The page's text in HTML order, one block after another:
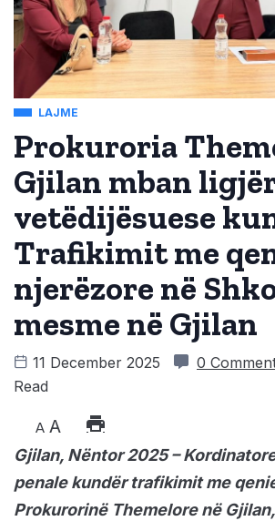
LAJME
Prokuroria
Gjilan mban
vetëdijësuese
Trafikimit me
njerëzore në
mesme në Gjilan
11 December 2025 0
Read
A A
Gjilan, Nëntor 2025 –
penale kundër trafikimit me
Prokurorinë Themelore në